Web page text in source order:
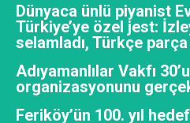
Dünyaca ünlü piyanist
Türkiye’ye özel jest:
selamladı, Türkçe parça
Adıyamanlılar Vakfı
organizasyonunu
Feriköy’ün 100. yıl